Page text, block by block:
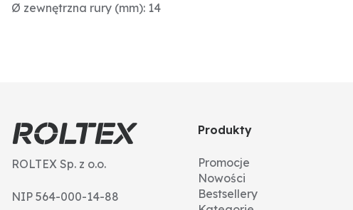
Ø zewnętrzna rury (mm): 14
ROLTEX Sp. z o.o.
NIP 564-000-14-88
Produkty
Promocje
Nowości
Bestsellery